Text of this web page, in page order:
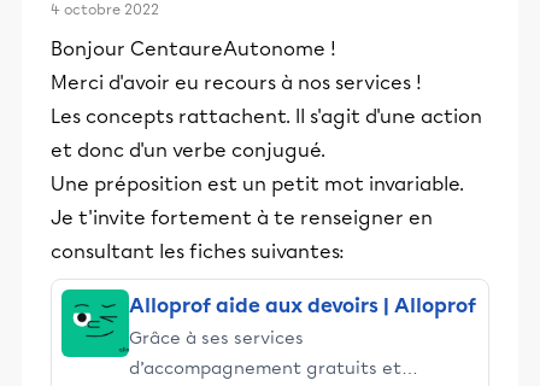
4 octobre 2022
Bonjour CentaureAutonome !
Merci d'avoir eu recours à nos services !
Les concepts rattachent. Il s'agit d'une action
et donc d'un verbe conjugué.
Une préposition est un petit mot invariable.
Je t'invite fortement à te renseigner en
consultant les fiches suivantes:
Alloprof aide aux devoirs | Alloprof
Grâce à ses services
d’accompagnement gratuits et